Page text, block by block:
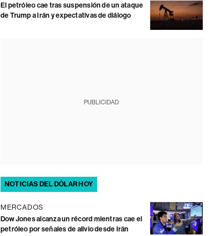
El petróleo cae tras suspensión de un ataque
de Trump a Irán y expectativas de diálogo
PUBLICIDAD
NOTICIAS DEL DÓLAR HOY
MERCADOS
Dow Jones alcanza un récord mientras cae el
petróleo por señales de alivio desde Irán